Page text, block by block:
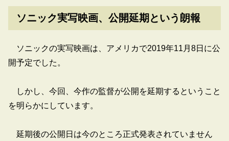
ソニック実写映画、公開延期という朗報
ソニックの実写映画は、アメリカで2019年11月8日に公
開予定でした。
しかし、今回、今作の監督が公開を延期するということ
を明らかにしています。
延期後の公開日は今のところ正式発表されていません